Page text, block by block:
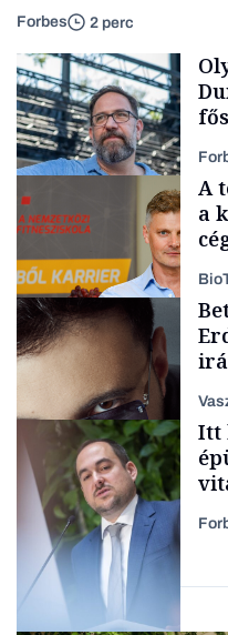
Forbes 2 perc
Társadalom
Content Lab HUB
A
a
Forbes-sztori
Itt